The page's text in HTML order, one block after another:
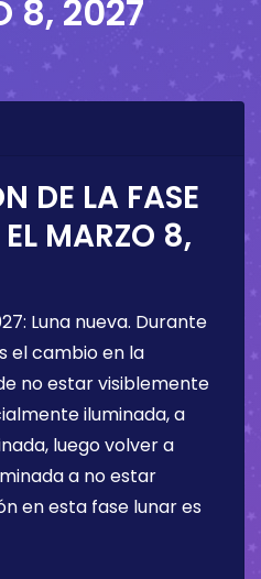
8, 2027
DE LA FASE
MARZO 8,
: Luna nueva. Durante
el cambio en la
no estar visiblemente
iluminada, a
luego volver a
a no estar
en esta fase lunar es